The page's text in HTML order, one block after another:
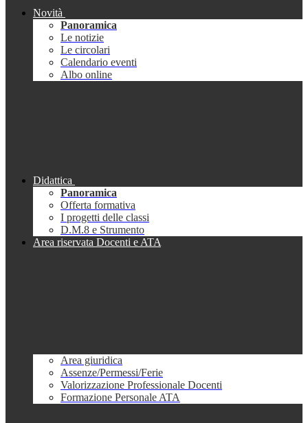
Novità
Panoramica
Le notizie
Le circolari
Calendario eventi
Albo online
Didattica
Panoramica
Offerta formativa
I progetti delle classi
D.M.8 e Strumento
Area riservata Docenti e ATA
Area giuridica
Assenze/Permessi/Ferie
Valorizzazione Professionale Docenti
Formazione Personale ATA